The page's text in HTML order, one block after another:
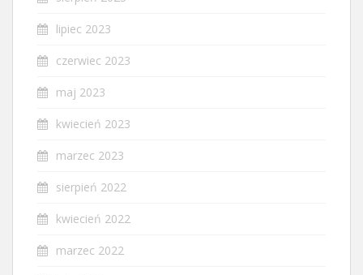
lipiec 2023
czerwiec 2023
maj 2023
kwiecień 2023
marzec 2023
sierpień 2022
kwiecień 2022
marzec 2022